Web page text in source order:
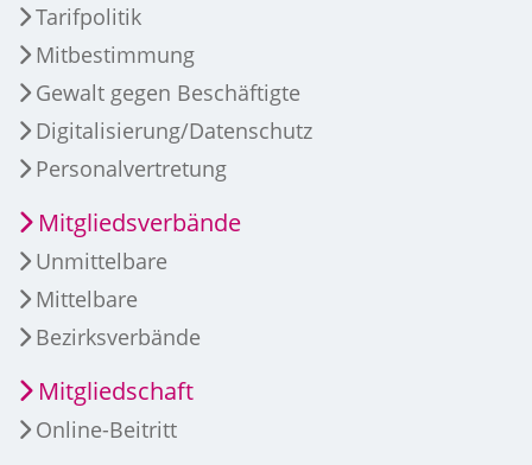
Tarifpolitik
Mitbestimmung
Gewalt gegen Beschäftigte
Digitalisierung/Datenschutz
Personalvertretung
Mitgliedsverbände
Unmittelbare
Mittelbare
Bezirksverbände
Mitgliedschaft
Online-Beitritt